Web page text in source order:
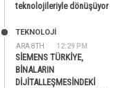
teknolojileriyle dönüşüyor
ARA 8TH 12:29 PM
TEKNOLOJİ
SİEMENS TÜRKİYE,
BİNALARIN
DİJİTALLEŞMESİNDEKİ